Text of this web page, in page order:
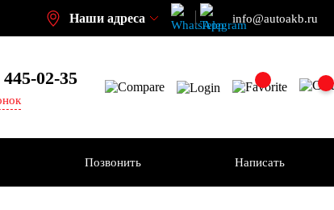
Наши адреса info@autoakb.ru
445-02-35
Позвонить Написать